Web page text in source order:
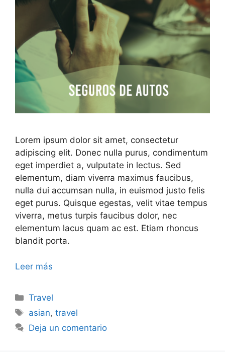
Lorem ipsum dolor sit amet, consectetur
adipiscing elit. Donec nulla purus, condimentum
eget imperdiet a, vulputate in lectus. Sed
elementum, diam viverra maximus faucibus,
nulla dui accumsan nulla, in euismod justo felis
eget purus. Quisque egestas, velit vitae tempus
viverra, metus turpis faucibus dolor, nec
elementum lacus quam ac est. Etiam rhoncus
blandit porta.
Leer más
Travel
asian,travel
Deja un comentario